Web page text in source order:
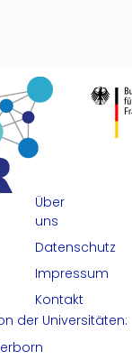
Über
uns
Datenschutz
Impressum
Kontakt
der Universitäten: